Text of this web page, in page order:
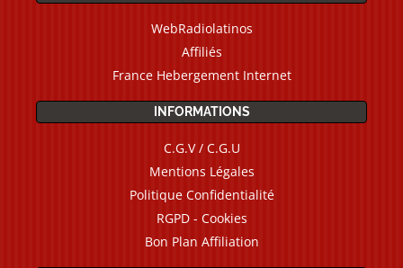
WebRadiolatinos
Affiliés
France Hebergement Internet
INFORMATIONS
C.G.V / C.G.U
Mentions Légales
Politique Confidentialité
RGPD - Cookies
Bon Plan Affiliation